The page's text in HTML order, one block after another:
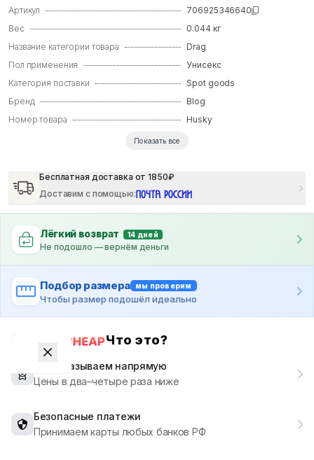
Артикул
706925346640
Вес
0.044 кг
Название категории товара
Drag
Пол применения
Унисекс
Категория поставки
Spot goods
Бренд
Blog
Номер товара
Husky
Показать все
Бесплатная доставка от 1850₽
Доставим с помощью:
Лёгкий возврат 14 дней
Не подошло — вернём деньги
Подбор размера мы проверим
Чтобы размер подошёл идеально
Что это?
Мы заказываем напрямую
Цены в два–четыре раза ниже
Безопасные платежи
Принимаем карты любых банков РФ